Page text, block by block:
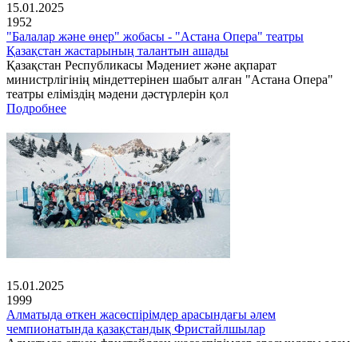
15.01.2025
1952
"Балалар және өнер" жобасы - "Астана Опера" театры
Қазақстан жастарының талантын ашады
Қазақстан Республикасы Мәдениет және ақпарат
министрлігінің міндеттерінен шабыт алған "Астана Опера"
театры еліміздің мәдени дәстүрлерін қол
Подробнее
15.01.2025
1999
Алматыда өткен жасөспірімдер арасындағы әлем
чемпионатында қазақстандық Фристайлшылар